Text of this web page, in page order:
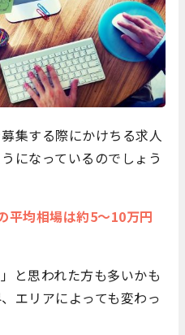
集する際にかけちる求人
になっているのでしょう
平均相場は約5～10万円
と思われた方も多いかも
エリアによっても変わっ